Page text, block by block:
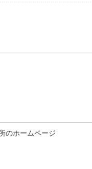
のホームページ